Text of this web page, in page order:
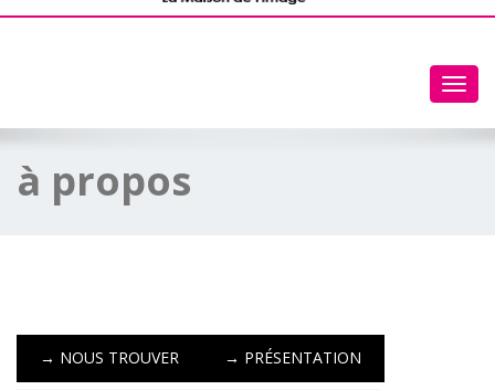
à propos
→ NOUS TROUVER → PRÉSENTATION